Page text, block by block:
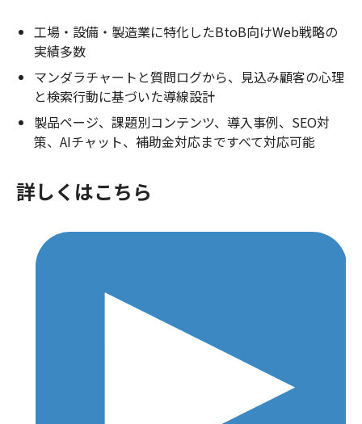
工場・設備・製造業に特化したBtoB向けWeb戦略の
実績多数
マンダラチャートと質問ログから、見込み顧客の心理
と検索行動に基づいた導線設計
製品ページ、課題別コンテンツ、導入事例、SEO対
策、AIチャット、補助金対応まですべて対応可能
詳しくはこちら